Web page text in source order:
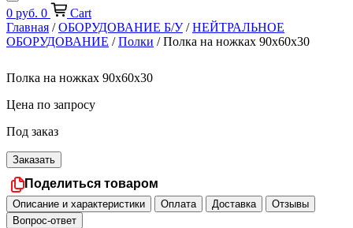
0 руб. 0
Cart
Главная /ОБОРУДОВАНИЕ Б/У/НЕЙТРАЛЬНОЕ
ОБОРУДОВАНИЕ /Полки / Полка на ножках 90х60х30
Полка на ножках 90х60х30
Цена по запросу
Под заказ
Заказать
Поделиться товаром
Описание и характеристики Оплата Доставка
Отзывы
Вопрос-ответ